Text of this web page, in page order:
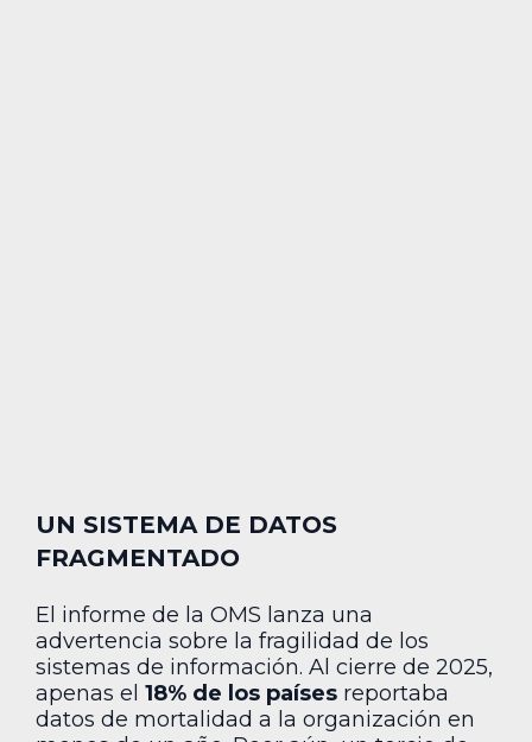
UN SISTEMA DE DATOS
FRAGMENTADO
El informe de la OMS lanza una
advertencia sobre la fragilidad de los
sistemas de información. Al cierre de 2025,
apenas el 18% de los países reportaba
datos de mortalidad a la organización en